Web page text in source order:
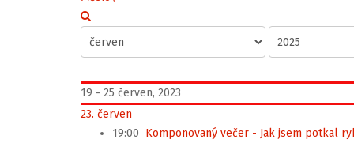
19 - 25 červen, 2023
23. červen
19:00 Komponovaný večer - Jak jsem potkal